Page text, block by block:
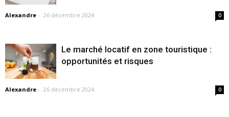
Alexandre - 26 décembre 2024 0
Le marché locatif en zone touristique :
opportunités et risques
Alexandre - 26 décembre 2024 0